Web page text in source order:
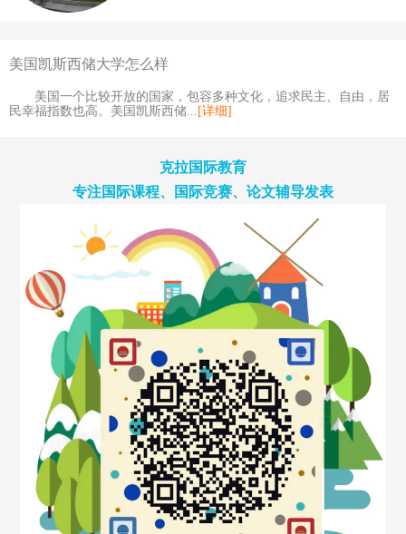
美国凯斯西储大学怎么样
美国一个比较开放的国家，包容多种文化，追求民主、自由，居
民幸福指数也高。美国凯斯西储... [详细]
克拉国际教育
专注国际课程、国际竞赛、论文辅导发表